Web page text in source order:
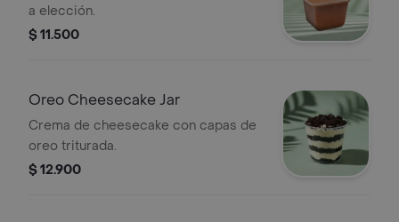
a elección.
$ 11.500
Oreo Cheesecake Jar
Crema de cheesecake con capas de
oreo triturada.
$ 12.900